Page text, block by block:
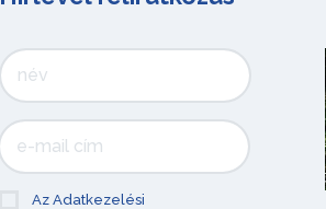
Az Adatkezelési